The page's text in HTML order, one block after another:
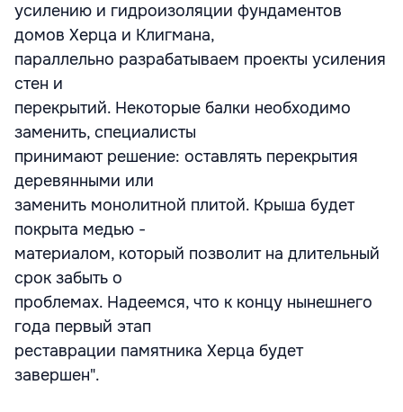
усилению и гидроизоляции фундаментов
домов Херца и Клигмана,
параллельно разрабатываем проекты усиления
стен и
перекрытий. Некоторые балки необходимо
заменить, специалисты
принимают решение: оставлять перекрытия
деревянными или
заменить монолитной плитой. Крыша будет
покрыта медью -
материалом, который позволит на длительный
срок забыть о
проблемах. Надеемся, что к концу нынешнего
года первый этап
реставрации памятника Херца будет
завершен".